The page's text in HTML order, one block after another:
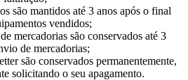
são mantidos até 3 anos após o final
vendidos;
mercadorias são conservados até 3
de mercadorias;
são conservados permanentemente,
solicitando o seu apagamento.